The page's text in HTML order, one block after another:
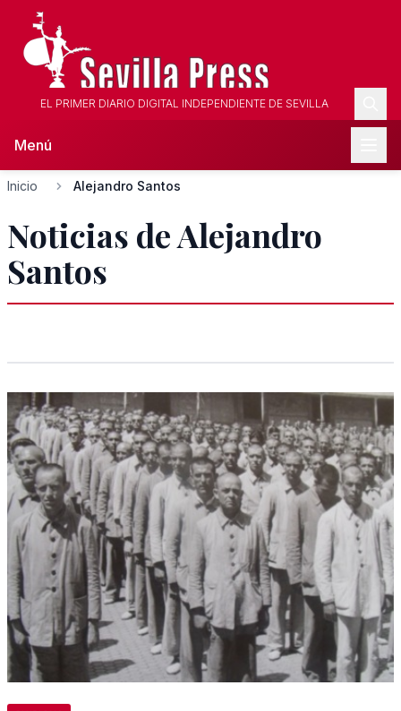
EL PRIMER DIARIO DIGITAL INDEPENDIENTE DE SEVILLA
Menú
Inicio Alejandro Santos
Noticias de Alejandro
Santos